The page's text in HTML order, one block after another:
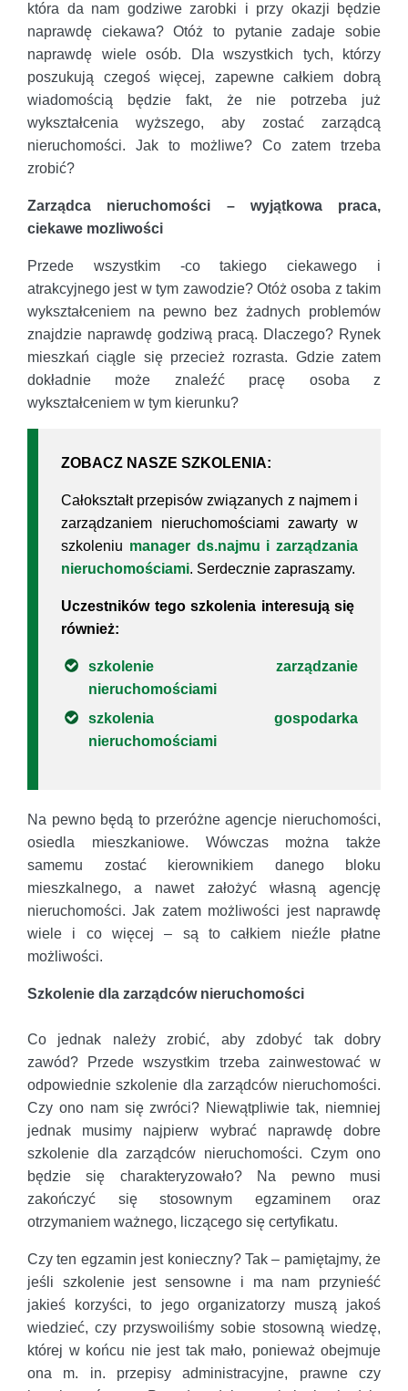
która da nam godziwe zarobki i przy okazji będzie
naprawdę ciekawa? Otóż to pytanie zadaje sobie
naprawdę wiele osób. Dla wszystkich tych, którzy
poszukują czegoś więcej, zapewne całkiem dobrą
wiadomością będzie fakt, że nie potrzeba już
wykształcenia wyższego, aby zostać zarządcą
nieruchomości. Jak to możliwe? Co zatem trzeba
zrobić?
Zarządca nieruchomości – wyjątkowa praca,
ciekawe mozliwości
Przede wszystkim -co takiego ciekawego i
atrakcyjnego jest w tym zawodzie? Otóż osoba z takim
wykształceniem na pewno bez żadnych problemów
znajdzie naprawdę godziwą pracą. Dlaczego? Rynek
mieszkań ciągle się przecież rozrasta. Gdzie zatem
dokładnie może znaleźć pracę osoba z
wykształceniem w tym kierunku?
ZOBACZ NASZE SZKOLENIA:
Całokształt przepisów związanych z najmem i
zarządzaniem nieruchomościami zawarty w
szkoleniu manager ds.najmu i zarządzania
nieruchomościami. Serdecznie zapraszamy.
Uczestników tego szkolenia interesują się
również:
szkolenie zarządzanie
nieruchomościami
szkolenia gospodarka
nieruchomościami
Na pewno będą to przeróżne agencje nieruchomości,
osiedla mieszkaniowe. Wówczas można także
samemu zostać kierownikiem danego bloku
mieszkalnego, a nawet założyć własną agencję
nieruchomości. Jak zatem możliwości jest naprawdę
wiele i co więcej – są to całkiem nieźle płatne
możliwości.
Szkolenie dla zarządców nieruchomości
Co jednak należy zrobić, aby zdobyć tak dobry
zawód? Przede wszystkim trzeba zainwestować w
odpowiednie szkolenie dla zarządców nieruchomości.
Czy ono nam się zwróci? Niewątpliwie tak, niemniej
jednak musimy najpierw wybrać naprawdę dobre
szkolenie dla zarządców nieruchomości. Czym ono
będzie się charakteryzowało? Na pewno musi
zakończyć się stosownym egzaminem oraz
otrzymaniem ważnego, liczącego się certyfikatu.
Czy ten egzamin jest konieczny? Tak – pamiętajmy, że
jeśli szkolenie jest sensowne i ma nam przynieść
jakieś korzyści, to jego organizatorzy muszą jakoś
wiedzieć, czy przyswoiliśmy sobie stosowną wiedzę,
której w końcu nie jest tak mało, ponieważ obejmuje
ona m. in. przepisy administracyjne, prawne czy